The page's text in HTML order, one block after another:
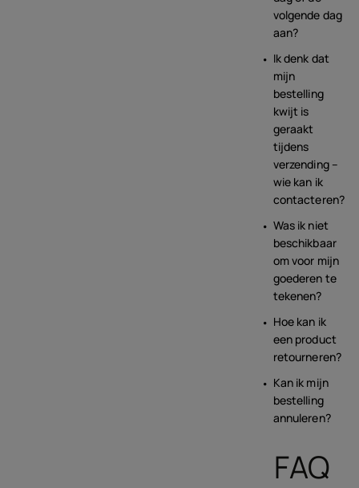
volgende dag
aan?
Ik denk dat
mijn
bestelling
kwijt is
geraakt
tijdens
verzending –
wie kan ik
contacteren?
Was ik niet
beschikbaar
om voor mijn
goederen te
tekenen?
Hoe kan ik
een product
retourneren?
Kan ik mijn
bestelling
annuleren?
FAQ